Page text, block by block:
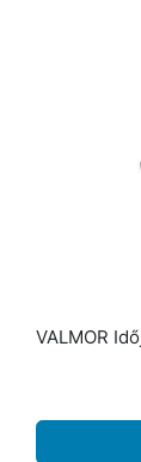
VALMOR